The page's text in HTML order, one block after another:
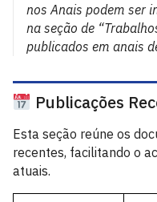
nos Anais podem ser
na seção de
publicados em anais
Publicações
Esta seção reúne os
recentes, facilitando o
atuais.